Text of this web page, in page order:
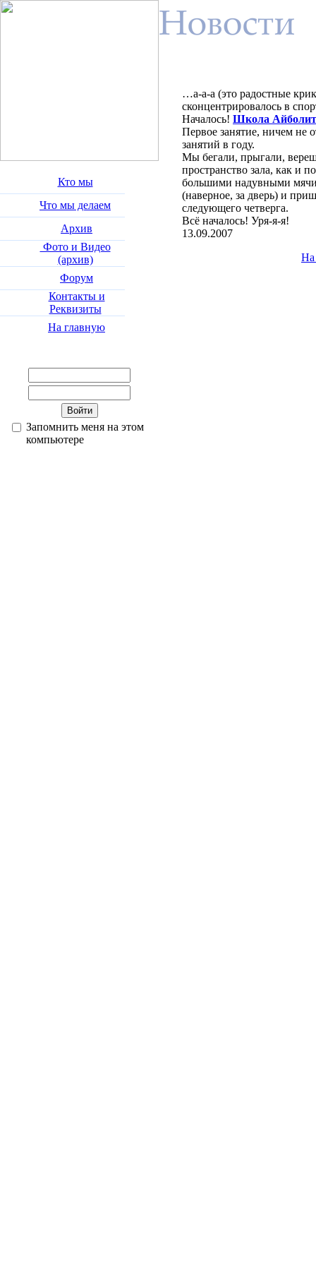
Кто мы
Что мы делаем
Архив
Фото и Видео
(архив)
Форум
Контакты и
Реквизиты
На главную
Запомнить меня на этом
компьютере
…а-а-а (это радостные
сконцентрировалось в
Началось! Школа
Первое занятие, ничем не
занятий в году.
Мы бегали, прыгали,
пространство зала, как и
большими надувными
(наверное, за дверь) и
следующего четверга.
Всё началось! Уря-я-я!
13.09.2007
На